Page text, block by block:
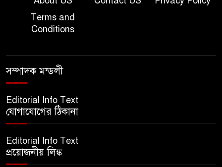
Terms and
Conditions
সম্পাদক মন্ডলী
Editorial Info Text
যোগাযোগের ঠিকানা
Editorial Info Text
প্রয়োজনীয় লিঙ্ক